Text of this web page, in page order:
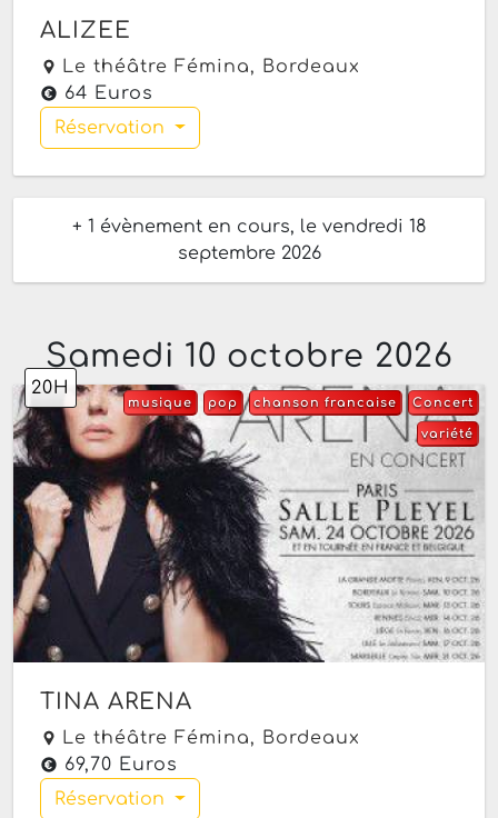
ALIZEE
Le théâtre Fémina, Bordeaux
64 Euros
Réservation
+ 1 évènement en cours, le vendredi 18
septembre 2026
Samedi 10 octobre 2026
20H
Concert
chanson francaise
pop
musique
variété
TINA ARENA
Le théâtre Fémina, Bordeaux
69,70 Euros
Réservation